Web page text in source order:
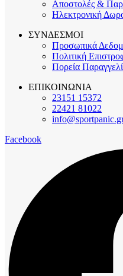
Αποστολές &
Ηλεκτρονική
ΣΥΝΔΕΣΜΟΙ
Προσωπικά
Πολιτική
Πορεία
ΕΠΙΚΟΙΝΩΝΙΑ
23151 15372
22421 81022
Facebook